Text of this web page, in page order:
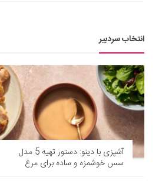
انتخاب سردبیر
آشپزی با دینو: دستور تهیه 5 مدل
سس خوشمزه و ساده برای مرغ